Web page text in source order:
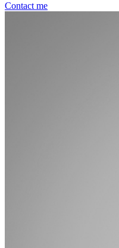
Contact me